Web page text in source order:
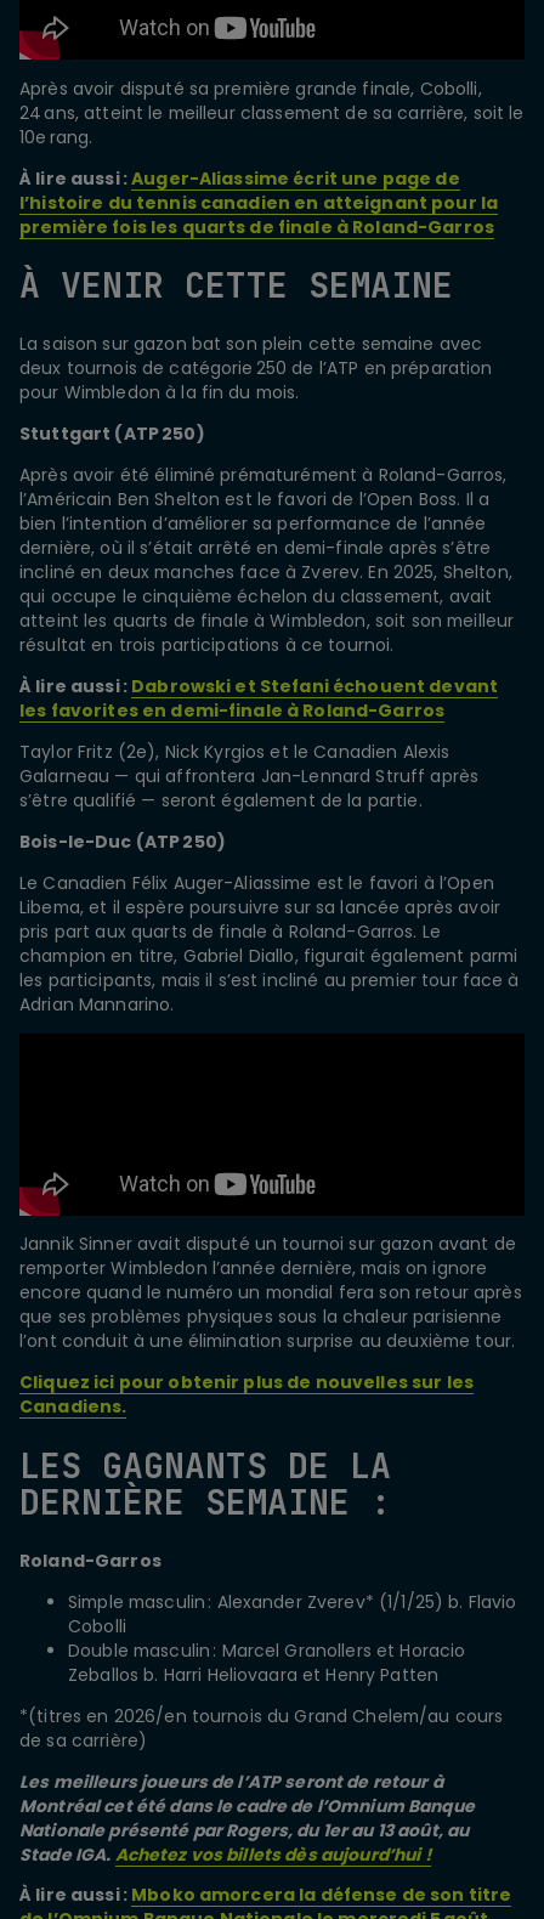
Après avoir disputé sa première grande finale, Cobolli,
24 ans, atteint le meilleur classement de sa carrière, soit le
10e rang.
À lire aussi :Auger-Aliassime écrit une page de
l’histoire du tennis canadien en atteignant pour la
première fois les quarts de finale à Roland-Garros
À VENIR CETTE SEMAINE
La saison sur gazon bat son plein cette semaine avec
deux tournois de catégorie 250 de l’ATP en préparation
pour Wimbledon à la fin du mois.
Stuttgart (ATP 250)
Après avoir été éliminé prématurément à Roland-Garros,
l’Américain Ben Shelton est le favori de l’Open Boss. Il a
bien l’intention d’améliorer sa performance de l’année
dernière, où il s’était arrêté en demi-finale après s’être
incliné en deux manches face à Zverev. En 2025, Shelton,
qui occupe le cinquième échelon du classement, avait
atteint les quarts de finale à Wimbledon, soit son meilleur
résultat en trois participations à ce tournoi.
À lire aussi : Dabrowski et Stefani échouent devant
les favorites en demi-finale à Roland-Garros
Taylor Fritz (2e), Nick Kyrgios et le Canadien Alexis
Galarneau — qui affrontera Jan-Lennard Struff après
s’être qualifié — seront également de la partie.
Bois-le-Duc (ATP 250)
Le Canadien Félix Auger-Aliassime est le favori à l’Open
Libema, et il espère poursuivre sur sa lancée après avoir
pris part aux quarts de finale à Roland-Garros. Le
champion en titre, Gabriel Diallo, figurait également parmi
les participants, mais il s’est incliné au premier tour face à
Adrian Mannarino.
Jannik Sinner avait disputé un tournoi sur gazon avant de
remporter Wimbledon l’année dernière, mais on ignore
encore quand le numéro un mondial fera son retour après
que ses problèmes physiques sous la chaleur parisienne
l’ont conduit à une élimination surprise au deuxième tour.
Cliquez ici pour obtenir plus de nouvelles sur les
Canadiens.
LES GAGNANTS DE LA
DERNIÈRE SEMAINE :
Roland-Garros
Simple masculin : Alexander Zverev* (1/1/25) b. Flavio
Cobolli
Double masculin : Marcel Granollers et Horacio
Zeballos b. Harri Heliovaara et Henry Patten
*(titres en 2026/en tournois du Grand Chelem/au cours
de sa carrière)
Les meilleurs joueurs de l’ATP seront de retour à
Montréal cet été dans le cadre de l’Omnium Banque
Nationale présenté par Rogers, du 1er au 13 août, au
Stade IGA. Achetez vos billets dès aujourd’hui !
À lire aussi : Mboko amorcera la défense de son titre